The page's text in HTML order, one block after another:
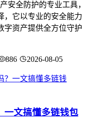
安全防护的专业工具，
，它以专业的安全能力
字资产提供全方位守护
886 2026-08-05
一文搞懂多链钱包